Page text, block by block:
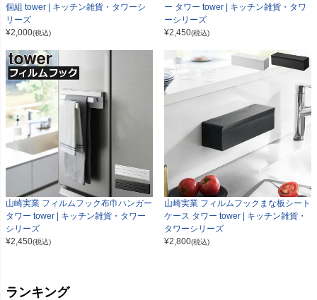
個組 tower | キッチン雑貨・タワーシ
リーズ
¥2,000(税込)
ー タワー tower | キッチン雑貨・タワ
ーシリーズ
¥2,450(税込)
山崎実業 フィルムフック布巾ハンガー
タワー tower | キッチン雑貨・タワー
シリーズ
¥2,450(税込)
山崎実業 フィルムフックまな板シート
ケース タワー tower | キッチン雑貨・
タワーシリーズ
¥2,800(税込)
ランキング